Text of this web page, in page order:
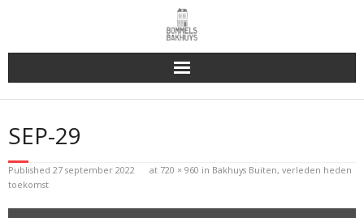
Bakhuys Buiten, verleden heden toekomst
Reserveren & Bestellen
Bommels Buiten
SEP-29
Published 27 september 2022 at 720 × 960 in Bakhuys Buiten, verleden heden
toekomst